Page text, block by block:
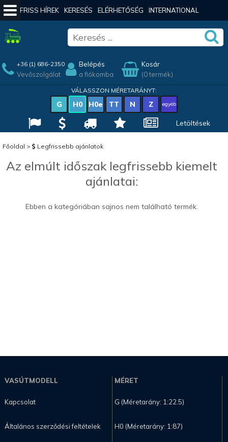
FRISS HÍREK KERESÉS ELÉRHETŐSÉG INTERNATIONAL
+36 (1) 686-2350
Vevőszolgálat
Belépés
a fiókomba
Kosár
(0 termék)
VÁLASSZON MÉRETARÁNYT:
G H0 H0e TT N Z egyéb
Letöltések
Főoldal > Legfrissebb ajánlatok
Az elmúlt időszak legfrissebb kiemelt
ajánlatai:
Ebben a kategóriában sajnos nem található termék.
VASÚTMODELL
Kapcsolat
Általános szerződési feltételek
MÉRET
G (Méretarány: 1:22.5)
H0 (Méretarány: 1:87)